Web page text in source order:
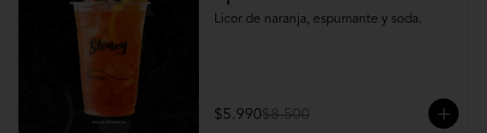
Licor de naranja, espumante y soda.
$5.990$8.500